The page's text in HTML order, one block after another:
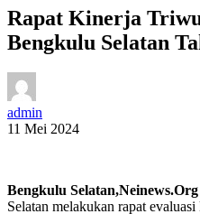
Rapat Kinerja
Bengkulu Selatan
admin
11 Mei 2024
Bengkulu Selatan,Neinews.Org
Selatan melakukan rapat